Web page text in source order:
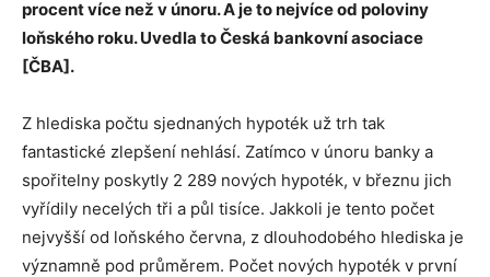
procent více než v únoru. A je to nejvíce od poloviny
loňského roku. Uvedla to Česká bankovní asociace
[ČBA].
Z hlediska počtu sjednaných hypoték už trh tak
fantastické zlepšení nehlásí. Zatímco v únoru banky a
spořitelny poskytly 2 289 nových hypoték, v březnu jich
vyřídily necelých tři a půl tisíce. Jakkoli je tento počet
nejvyšší od loňského června, z dlouhodobého hlediska je
významně pod průměrem. Počet nových hypoték v první